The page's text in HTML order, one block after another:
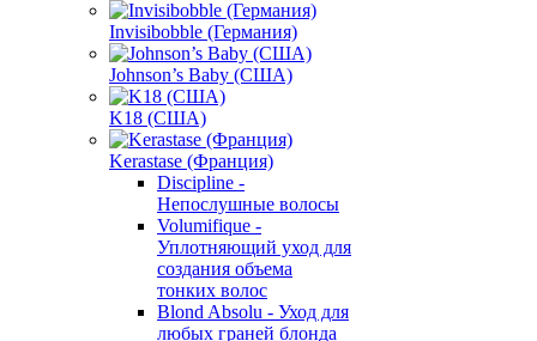
Invisibobble (Германия)
Johnson’s Baby (США)
K18 (США)
Kerastase (Франция)
Discipline -
Непослушные волосы
Volumifique -
Уплотняющий уход для
создания объема
тонких волос
Blond Absolu - Уход для
любых граней блонда